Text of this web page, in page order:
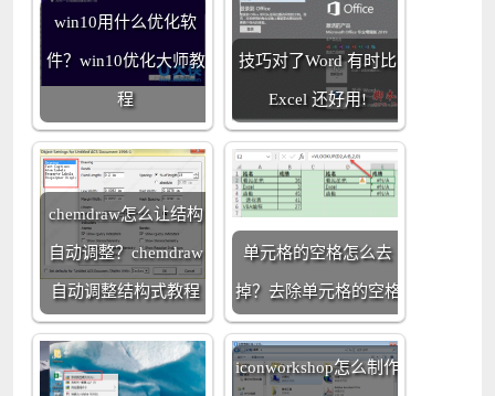
win10用什么优化软
件？win10优化大师教
程
技巧对了Word 有时比
Excel 还好用!
chemdraw怎么让结构
自动调整？chemdraw
自动调整结构式教程
单元格的空格怎么去
掉？去除单元格的空格
iconworkshop怎么制作